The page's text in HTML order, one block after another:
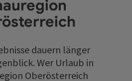
dauern länger
Wer Urlaub in
Oberösterreich